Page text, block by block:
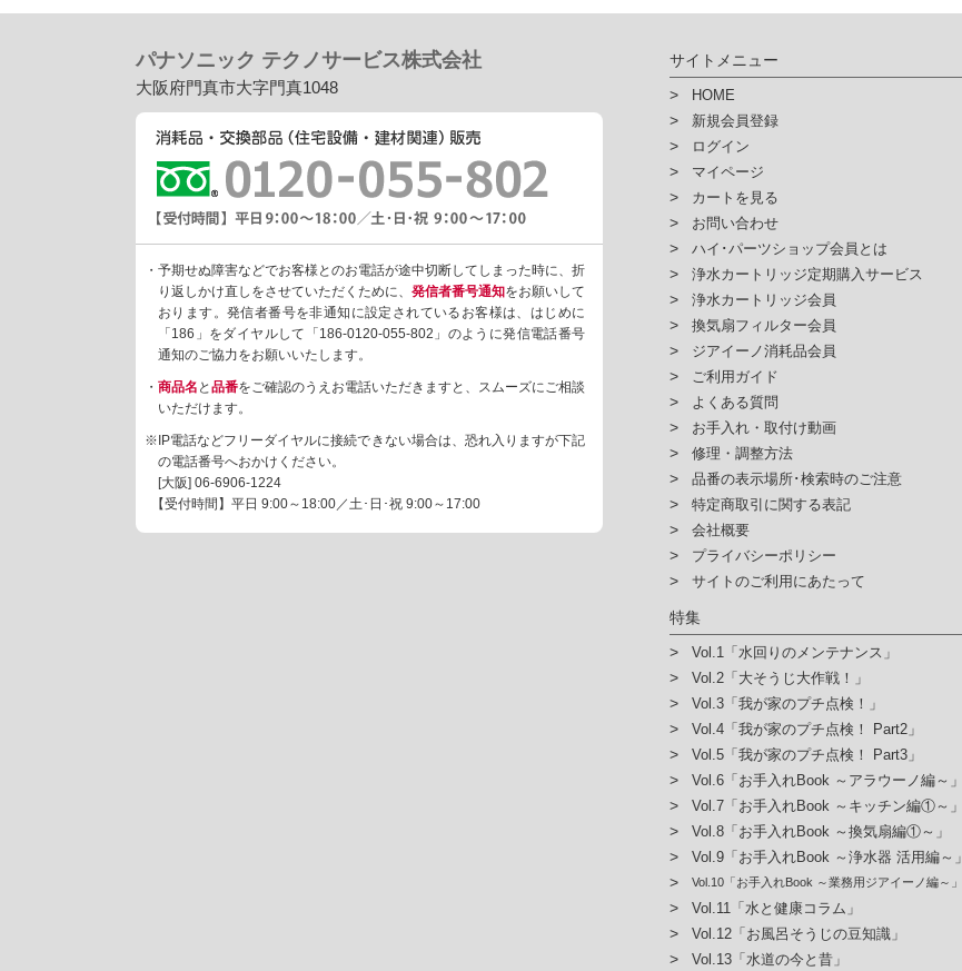
パナソニック テクノサービス株式会社
大阪府門真市大字門真1048
・予期せぬ障害などでお客様とのお電話が途中切断してしまった時に、折
り返しかけ直しをさせていただくために、 発信者番号通知をお願いして
おります。発信者番号を非通知に設定されているお客様は、はじめに
「186」をダイヤルして「186-0120-055-802」のように発信電話番号
通知のご協力をお願いいたします。
・ 商品名 と 品番をご確認のうえお電話いただきますと、スムーズにご相談
いただけます。
※IP電話などフリーダイヤルに接続できない場合は、恐れ入りますが下記
の電話番号へおかけください。
[大阪] 06-6906-1224
【受付時間】平日 9:00～18:00／土･日･祝 9:00～17:00
サイトメニュー
HOME
新規会員登録
ログイン
マイページ
カートを見る
お問い合わせ
ハイ･パーツショップ会員とは
浄水カートリッジ定期購入サービス
浄水カートリッジ会員
換気扇フィルター会員
ジアイーノ消耗品会員
ご利用ガイド
よくある質問
お手入れ・取付け動画
修理・調整方法
品番の表示場所･検索時のご注意
特定商取引に関する表記
会社概要
プライバシーポリシー
サイトのご利用にあたって
特集
Vol.1「水回りのメンテナンス」
Vol.2「大そうじ大作戦！」
Vol.3「我が家のプチ点検！」
Vol.4「我が家のプチ点検！ Part2」
Vol.5「我が家のプチ点検！ Part3」
Vol.6「お手入れBook ～アラウーノ編～」
Vol.7「お手入れBook ～キッチン編①～」
Vol.8「お手入れBook ～換気扇編①～」
Vol.9「お手入れBook ～浄水器 活用編～」
Vol.10「お手入れBook ～業務用ジアイーノ編～」
Vol.11「水と健康コラム」
Vol.12「お風呂そうじの豆知識」
Vol.13「水道の今と昔」